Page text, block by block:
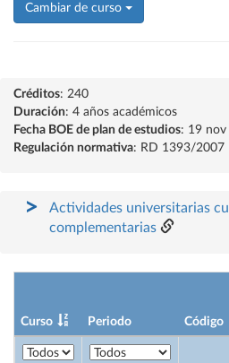
Cambiar de curso
Créditos: 240
Duración: 4 años académicos
Fecha BOE de plan de estudios: 19
Regulación normativa: RD 1393/2007
Actividades universitarias
complementarias
Curso Periodo Código